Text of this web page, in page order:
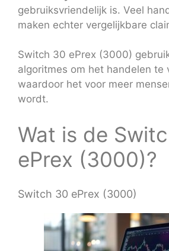
gebruiksvriendelijk is. Veel
maken echter vergelijkbare
Switch 30 ePrex (3000)
algoritmes om het handelen te
waardoor het voor meer
wordt.
Wat is de
ePrex (3000)?
Switch 30 ePrex (3000)